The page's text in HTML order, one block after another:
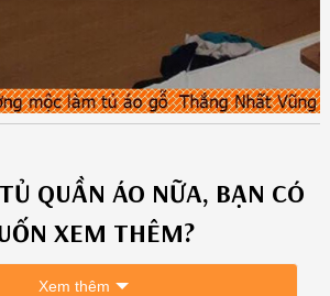
TỦ QUẦN ÁO NỮA, BẠN CÓ
XEM THÊM?
Xem thêm